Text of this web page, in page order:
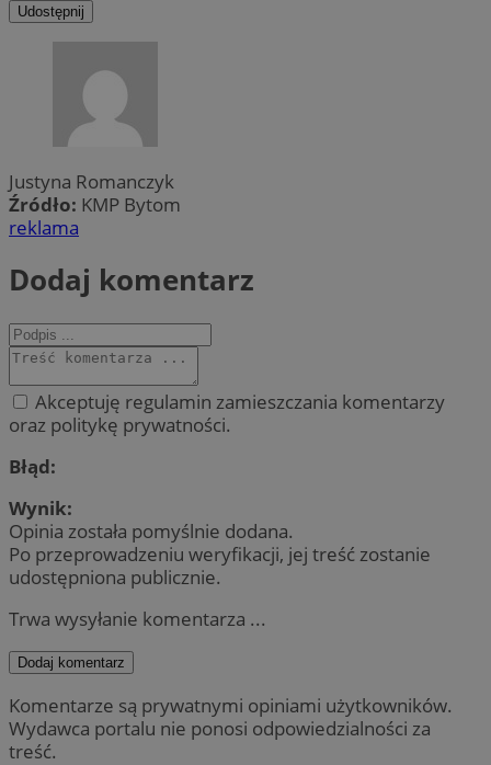
Udostępnij
Justyna Romanczyk
Źródło: KMP Bytom
reklama
Dodaj komentarz
Akceptuję regulamin zamieszczania komentarzy
oraz politykę prywatności.
Błąd:
Wynik:
Opinia została pomyślnie dodana.
Po przeprowadzeniu weryfikacji, jej treść zostanie
udostępniona publicznie.
Trwa wysyłanie komentarza ...
Dodaj komentarz
Komentarze są prywatnymi opiniami użytkowników.
Wydawca portalu nie ponosi odpowiedzialności za
treść.